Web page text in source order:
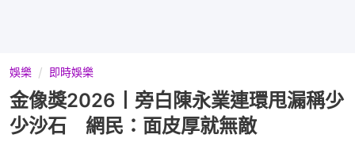
娛樂 即時娛樂
金像獎2026丨旁白陳永業連環甩漏稱少
少沙石 網民：面皮厚就無敵